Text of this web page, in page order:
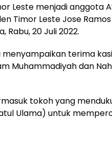
Leste menjadi anggota
Timor Leste Jose
Rabu, 20 Juli 2022.
terima
Muhammadiyah dan
tokoh yang
Ulama) untuk